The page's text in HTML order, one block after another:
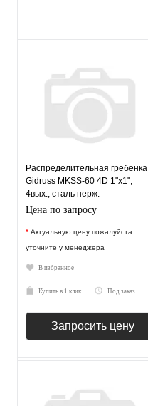
Распределительная гребенка
Gidruss MKSS-60 4D 1"х1",
4вых., сталь нерж.
Цена по запросу
* Актуальную цену пожалуйста
уточните у менеджера
В избранное
Купить в 1 клик Под заказ
Запросить цену